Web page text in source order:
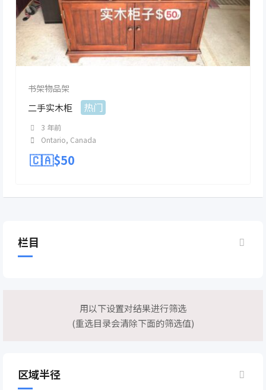
书架物品架
二手实木柜 热门
3 年前
Ontario, Canada
🇨🇦$50
栏目
用以下设置对结果进行筛选
(重选目录会清除下面的筛选值)
区域半径